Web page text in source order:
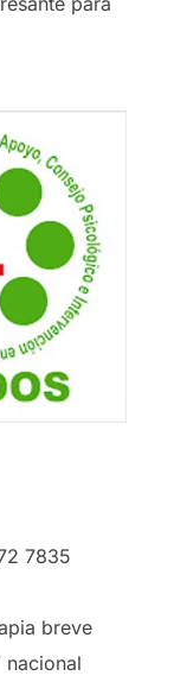
7835
breve
nacional